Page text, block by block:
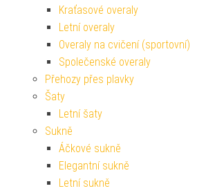
Kraťasové overaly
Letní overaly
Overaly na cvičení (sportovní)
Společenské overaly
Přehozy přes plavky
Šaty
Letní šaty
Sukně
Áčkové sukně
Elegantní sukně
Letní sukně